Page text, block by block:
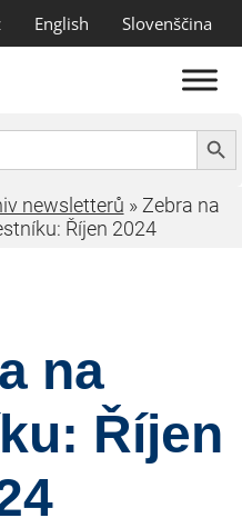
English Slovenščina
Search
newsletterů »Zebra na
Říjen 2024
na
Říjen